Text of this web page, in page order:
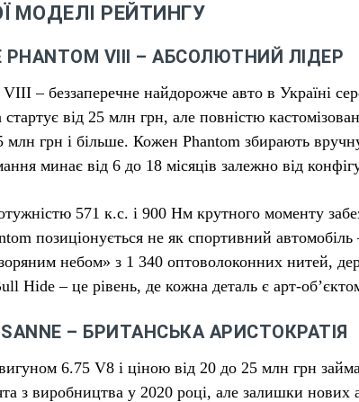
МОДЕЛІ РЕЙТИНГУ
PHANTOM VIII – АБСОЛЮТНИЙ ЛІДЕР
– беззаперечне найдорожче авто в Україні
від 25 млн грн, але повністю
грн і більше. Кожен Phantom збирають вручну
минає від 6 до 18 місяців залежно від
571 к.с. і 900 Нм крутного моменту
позиціонується не як спортивний
небом» з 1 340 оптоволоконних нитей,
Hide – це рівень, де кожна деталь є арт-
– БРИТАНСЬКА АРИСТОКРАТІЯ
6.75 V8 і ціною від 20 до 25 млн грн
з виробництва у 2020 році, але залишки нових